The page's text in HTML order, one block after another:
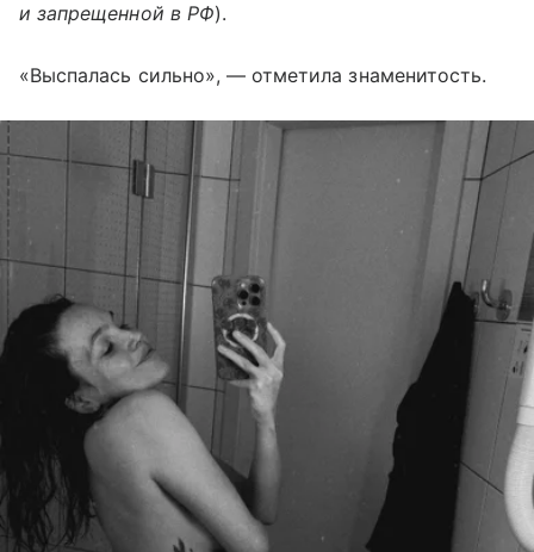
и запрещенной в РФ).
«Выспалась сильно», — отметила знаменитость.